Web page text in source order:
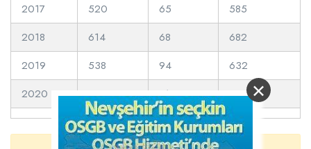
×
2017
520 65
585
2018
614 68
682
2019
538 94
632
2020
577 81 658